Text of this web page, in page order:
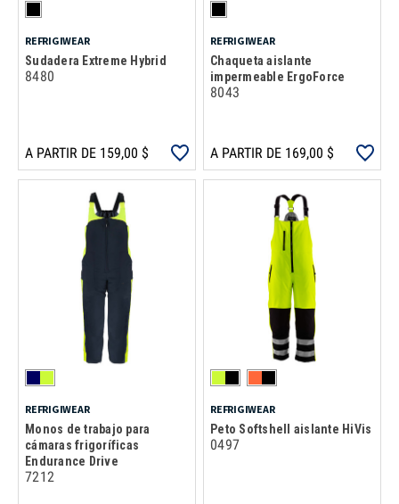
REFRIGIWEAR
Sudadera Extreme Hybrid
8480
A PARTIR DE 159,00 $
REFRIGIWEAR
Chaqueta aislante
impermeable ErgoForce
8043
A PARTIR DE 169,00 $
REFRIGIWEAR
Monos de trabajo para
cámaras frigoríficas
Endurance Drive
7212
REFRIGIWEAR
Peto Softshell aislante HiVis
0497